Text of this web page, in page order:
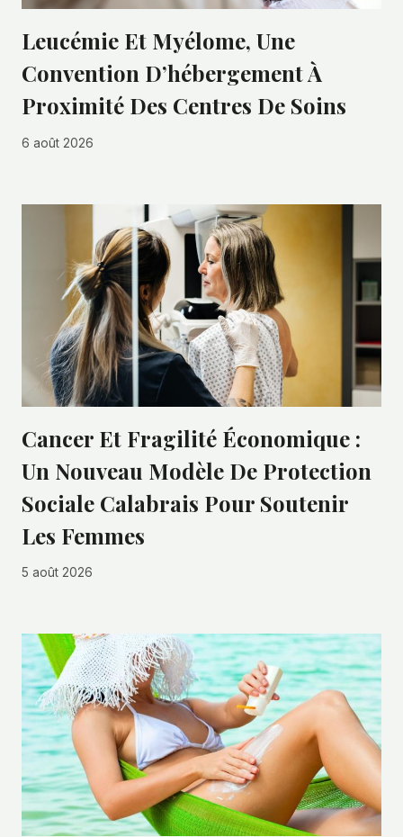
Leucémie Et Myélome, Une
Convention D’hébergement À
Proximité Des Centres De Soins
6 août 2026
Cancer Et Fragilité Économique :
Un Nouveau Modèle De Protection
Sociale Calabrais Pour Soutenir
Les Femmes
5 août 2026